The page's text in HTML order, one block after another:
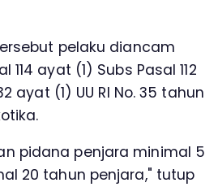
pelaku diancam
ayat (1) Subs Pasal 112
ayat (1) UU RI No. 35 tahun
pidana penjara minimal 5
20 tahun penjara," tutup